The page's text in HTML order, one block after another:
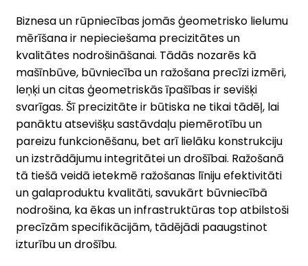
Biznesa un rūpniecības jomās ģeometrisko lielumu
mērīšana ir nepieciešama precizitātes un
kvalitātes nodrošināšanai. Tādās nozarēs kā
mašīnbūve, būvniecība un ražošana precīzi izmēri,
leņķi un citas ģeometriskās īpašības ir sevišķi
svarīgas. Šī precizitāte ir būtiska ne tikai tādēļ, lai
panāktu atsevišķu sastāvdaļu piemērotību un
pareizu funkcionēšanu, bet arī lielāku konstrukciju
un izstrādājumu integritātei un drošībai. Ražošanā
tā tiešā veidā ietekmē ražošanas līniju efektivitāti
un galaproduktu kvalitāti, savukārt būvniecībā
nodrošina, ka ēkas un infrastruktūras top atbilstoši
precīzām specifikācijām, tādējādi paaugstinot
izturību un drošību.